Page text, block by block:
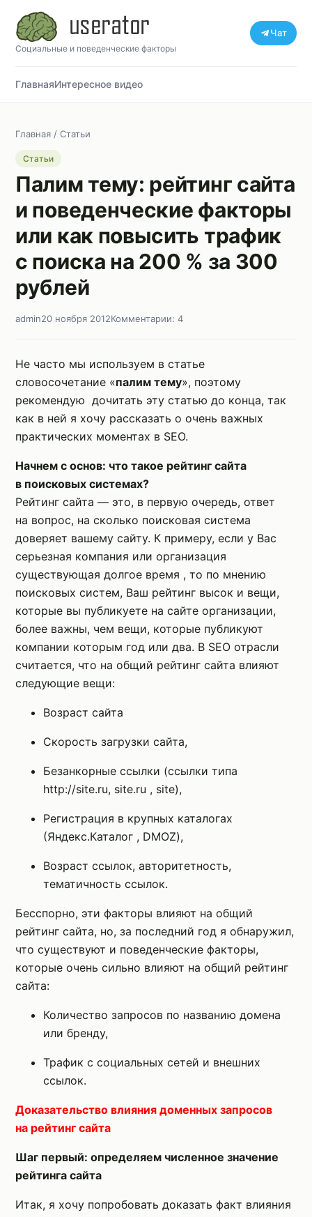
Социальные и поведенческие факторы
Чат
ГлавнаяИнтересное видео
Главная / Статьи
Статьи
Палим тему: рейтинг сайта
и поведенческие факторы
или как повысить трафик
с поиска на 200 % за 300
рублей
admin20 ноября 2012Комментарии: 4
Не часто мы используем в статье
словосочетание «палим тему», поэтому
рекомендую дочитать эту статью до конца, так
как в ней я хочу рассказать о очень важных
практических моментах в SEO.
Начнем с основ: что такое рейтинг сайта
в поисковых системах?
Рейтинг сайта — это, в первую очередь, ответ
на вопрос, на сколько поисковая система
доверяет вашему сайту. К примеру, если у Вас
серьезная компания или организация
существующая долгое время , то по мнению
поисковых систем, Ваш рейтинг высок и вещи,
которые вы публикуете на сайте организации,
более важны, чем вещи, которые публикуют
компании которым год или два. В SEO отрасли
считается, что на общий рейтинг сайта влияют
следующие вещи:
Возраст сайта
Скорость загрузки сайта,
Безанкорные ссылки (ссылки типа
http://site.ru, site.ru , site),
Регистрация в крупных каталогах
(Яндекс.Каталог , DMOZ),
Возраст ссылок, авторитетность,
тематичность ссылок.
Бесспорно, эти факторы влияют на общий
рейтинг сайта, но, за последний год я обнаружил,
что существуют и поведенческие факторы,
которые очень сильно влияют на общий рейтинг
сайта:
Количество запросов по названию домена
или бренду,
Трафик с социальных сетей и внешних
ссылок.
Доказательство влияния доменных запросов
на рейтинг сайта
Шаг первый: определяем численное значение
рейтинга сайта
Итак, я хочу попробовать доказать факт влияния